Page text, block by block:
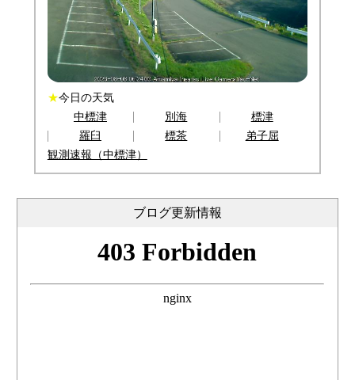
★今日の天気
中標津
別海
標津
羅臼
標茶
弟子屈
観測速報（中標津）
ブログ更新情報